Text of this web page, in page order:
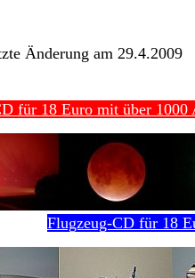
Änderung am 29.4.2009
für 18 Euro mit über
Flugzeug-CD für 18